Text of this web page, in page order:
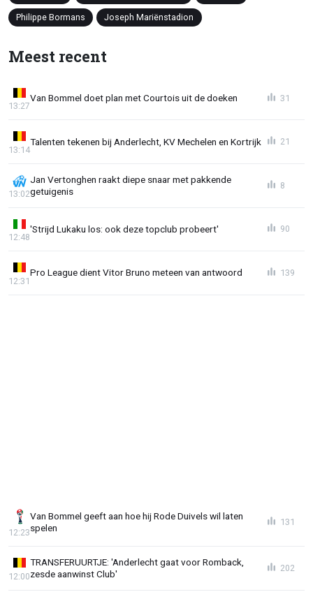
Philippe Bormans Joseph Mariënstadion
Meest recent
Van Bommel doet plan met Courtois uit de doeken
13:27
31
Talenten tekenen bij Anderlecht, KV Mechelen en Kortrijk
13:14
21
Jan Vertonghen raakt diepe snaar met pakkende
getuigenis
13:02
8
'Strijd Lukaku los: ook deze topclub probeert'
12:48
90
Pro League dient Vitor Bruno meteen van antwoord
12:31
139
Van Bommel geeft aan hoe hij Rode Duivels wil laten
spelen
12:23
131
TRANSFERUURTJE: 'Anderlecht gaat voor Romback,
zesde aanwinst Club'
12:00
202